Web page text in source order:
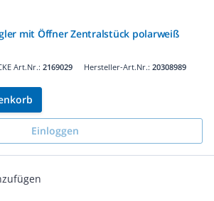
mit Öffner Zentralstück polarweiß
Art.Nr.: 2169029 Hersteller-Art.Nr.: 20308989
Einloggen